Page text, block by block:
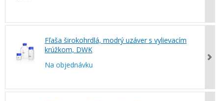
Fľaša širokohrdlá, modrý uzáver s vylievacím
krúžkom, DWK
Na objednávku